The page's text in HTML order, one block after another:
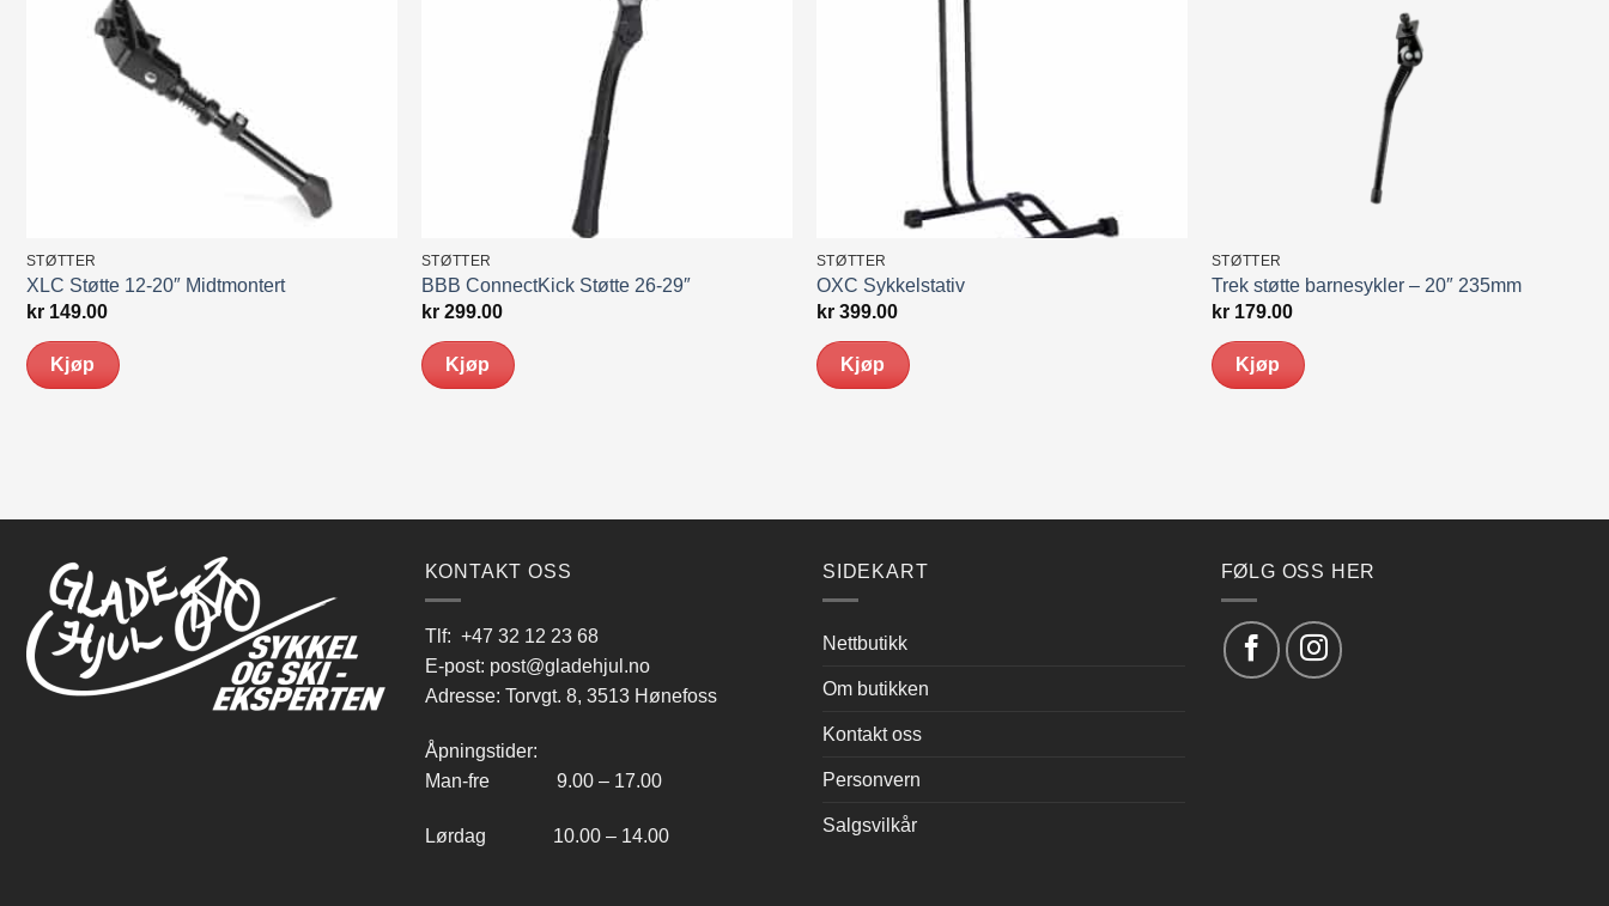
STØTTER
XLC Støtte 12-20″ Midtmontert
kr149.00
Kjøp
STØTTER
BBB ConnectKick Støtte 26-29″
kr299.00
Kjøp
STØTTER
OXC Sykkelstativ
kr399.00
Kjøp
STØTTER
Trek støtte barnesykler – 20″ 235mm
kr179.00
Kjøp
KONTAKT OSS
Tlf: +47 32 12 23 68
E-post: post@gladehjul.no
Adresse: Torvgt. 8, 3513 Hønefoss
Åpningstider:
Man-fre 9.00 – 17.00
Lørdag 10.00 – 14.00
SIDEKART
Nettbutikk
Om butikken
Kontakt oss
Personvern
Salgsvilkår
FØLG OSS HER